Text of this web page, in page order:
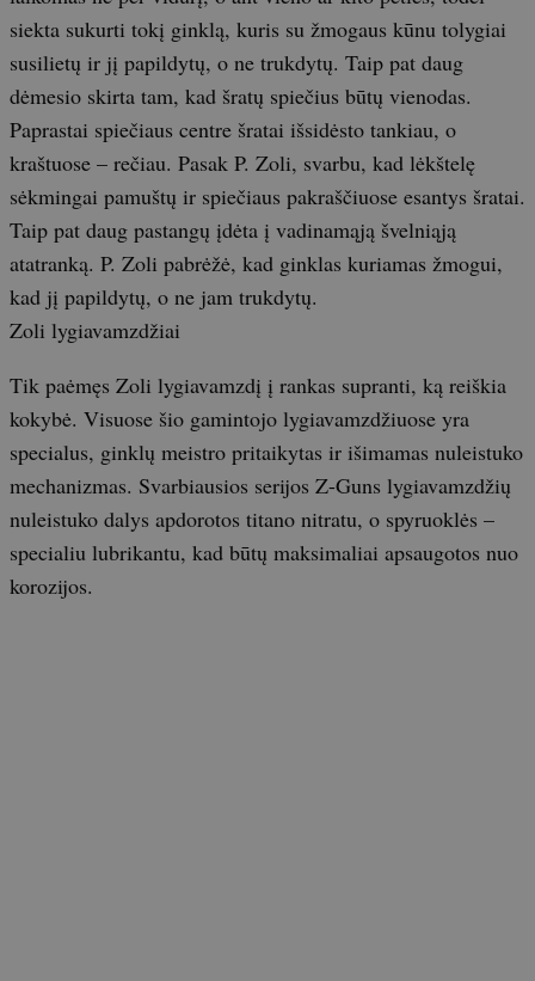
siekta sukurti tokį ginklą, kuris su žmogaus kūnu tolygiai
susilietų ir jį papildytų, o ne trukdytų. Taip pat daug
dėmesio skirta tam, kad šratų spiečius būtų vienodas.
Paprastai spiečiaus centre šratai išsidėsto tankiau, o
kraštuose – rečiau. Pasak P. Zoli, svarbu, kad lėkštelę
sėkmingai pamuštų ir spiečiaus pakraščiuose esantys šratai.
Taip pat daug pastangų įdėta į vadinamąją švelniąją
atatranką. P. Zoli pabrėžė, kad ginklas kuriamas žmogui,
kad jį papildytų, o ne jam trukdytų.
Zoli lygiavamzdžiai
Tik paėmęs Zoli lygiavamzdį į rankas supranti, ką reiškia
kokybė. Visuose šio gamintojo lygiavamzdžiuose yra
specialus, ginklų meistro pritaikytas ir išimamas nuleistuko
mechanizmas. Svarbiausios serijos Z-Guns lygiavamzdžių
nuleistuko dalys apdorotos titano nitratu, o spyruoklės –
specialiu lubrikantu, kad būtų maksimaliai apsaugotos nuo
korozijos.